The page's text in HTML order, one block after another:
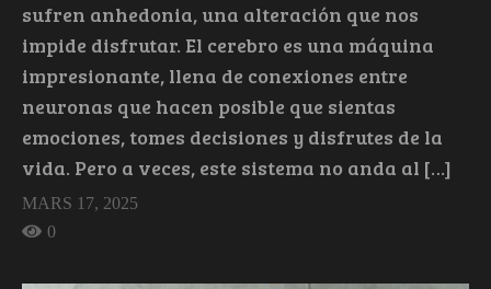
sufren anhedonia, una alteración que nos
impide disfrutar. El cerebro es una máquina
impresionante, llena de conexiones entre
neuronas que hacen posible que sientas
emociones, tomes decisiones y disfrutes de la
vida. Pero a veces, este sistema no anda al […]
MARS 17, 2025
0